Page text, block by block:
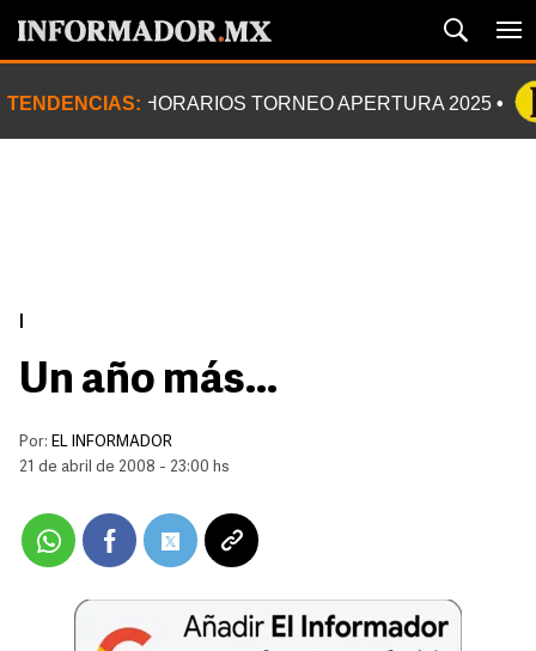
TENDENCIAS: HORARIOS TORNEO APERTURA 2025
Un año más...
Por: EL INFORMADOR
21 de abril de 2008 - 23:00 hs